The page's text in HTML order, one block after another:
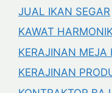
JUAL IKAN SEGAR
KAWAT
KERAJINAN MEJA
KERAJINAN